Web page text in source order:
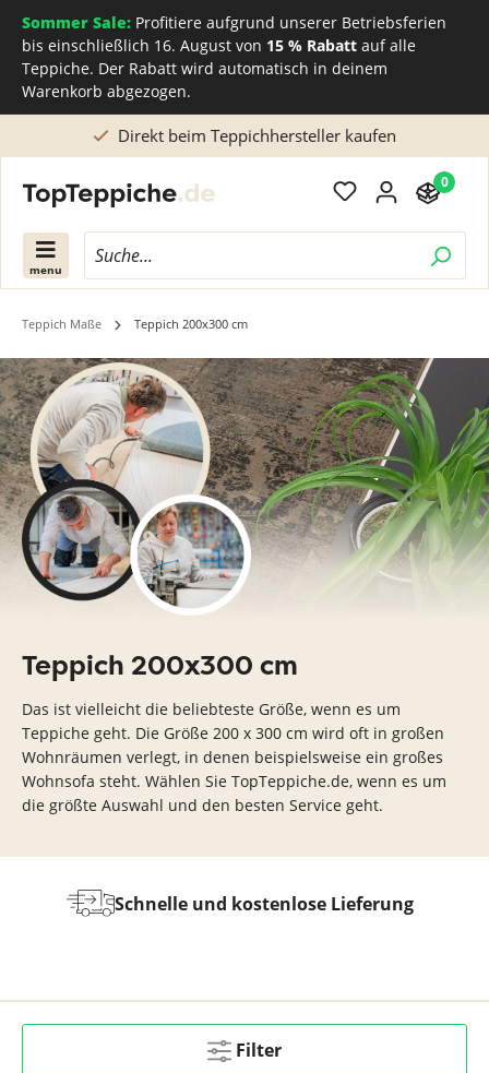
Sommer Sale: Profitiere aufgrund unserer Betriebsferien
bis einschließlich 16. August von 15 % Rabatt auf alle
Teppiche. Der Rabatt wird automatisch in deinem
Warenkorb abgezogen.
Maßanfertigung oder Beratung? Rufen Sie uns an
menu
0
Teppich Maße Teppich 200x300 cm
Teppich 200x300 cm
Das ist vielleicht die beliebteste Größe, wenn es um
Teppiche geht. Die Größe 200 x 300 cm wird oft in großen
Wohnräumen verlegt, in denen beispielsweise ein großes
Wohnsofa steht. Wählen Sie TopTeppiche.de, wenn es um
die größte Auswahl und den besten Service geht.
Wir fertigen Ihren Teppich in jeder
Filter